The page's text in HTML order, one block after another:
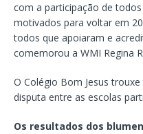
com a participação de
motivados para voltar em
todos que apoiaram e
comemorou a WMI Regina
O Colégio Bom Jesus
disputa entre as escolas
Os resultados dos